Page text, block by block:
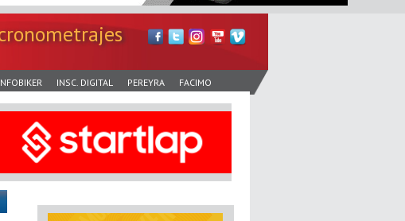
INSC. DIGITAL PEREYRA FACIMO